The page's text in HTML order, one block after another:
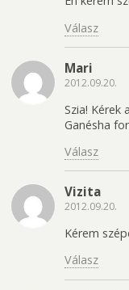
Válasz
Mari
2012.09.20.
Szia!
Ganésha
Válasz
Vizita
2012.09.20.
Kérem
Válasz